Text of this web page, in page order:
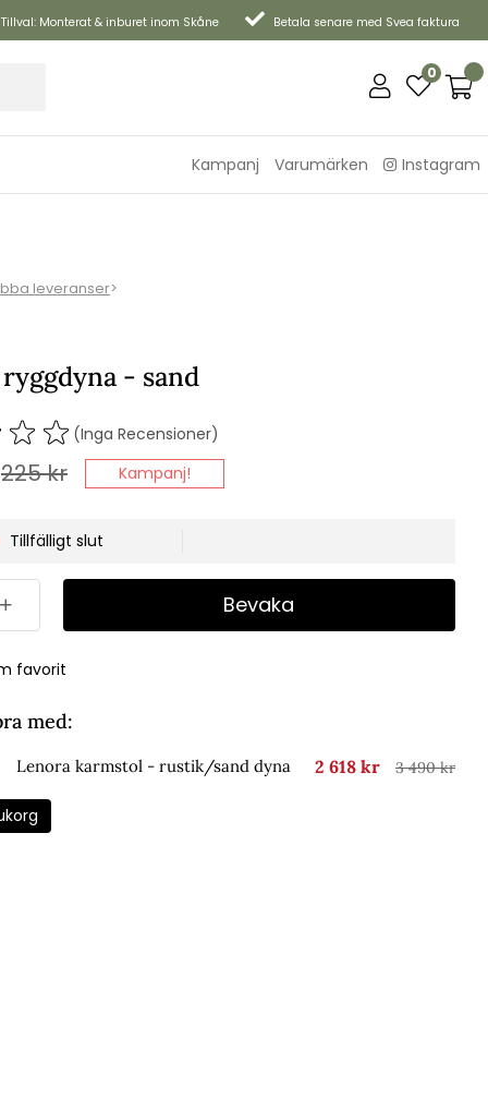
Tillval: Monterat & inburet inom Skåne Betala senare med Svea faktura
0
Kampanj Varumärken Instagram
leveranser>
- sand
(Inga Recensioner)
225kr Kampanj!
Tillfälligt slut
Bevaka
favorit
med:
Lenora karmstol - rustik/sand dyna 2 618 kr 3 490 kr